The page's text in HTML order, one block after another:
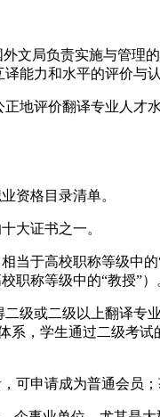
局负责实施与管理
能力和水平的评价与认
评价翻译专业人才
资格目录清单。
大证书之一。
当于高校职称等级中
职称等级中的“教授”）
级或二级以上翻译专
，学生通过二级考
申请成为普通会员